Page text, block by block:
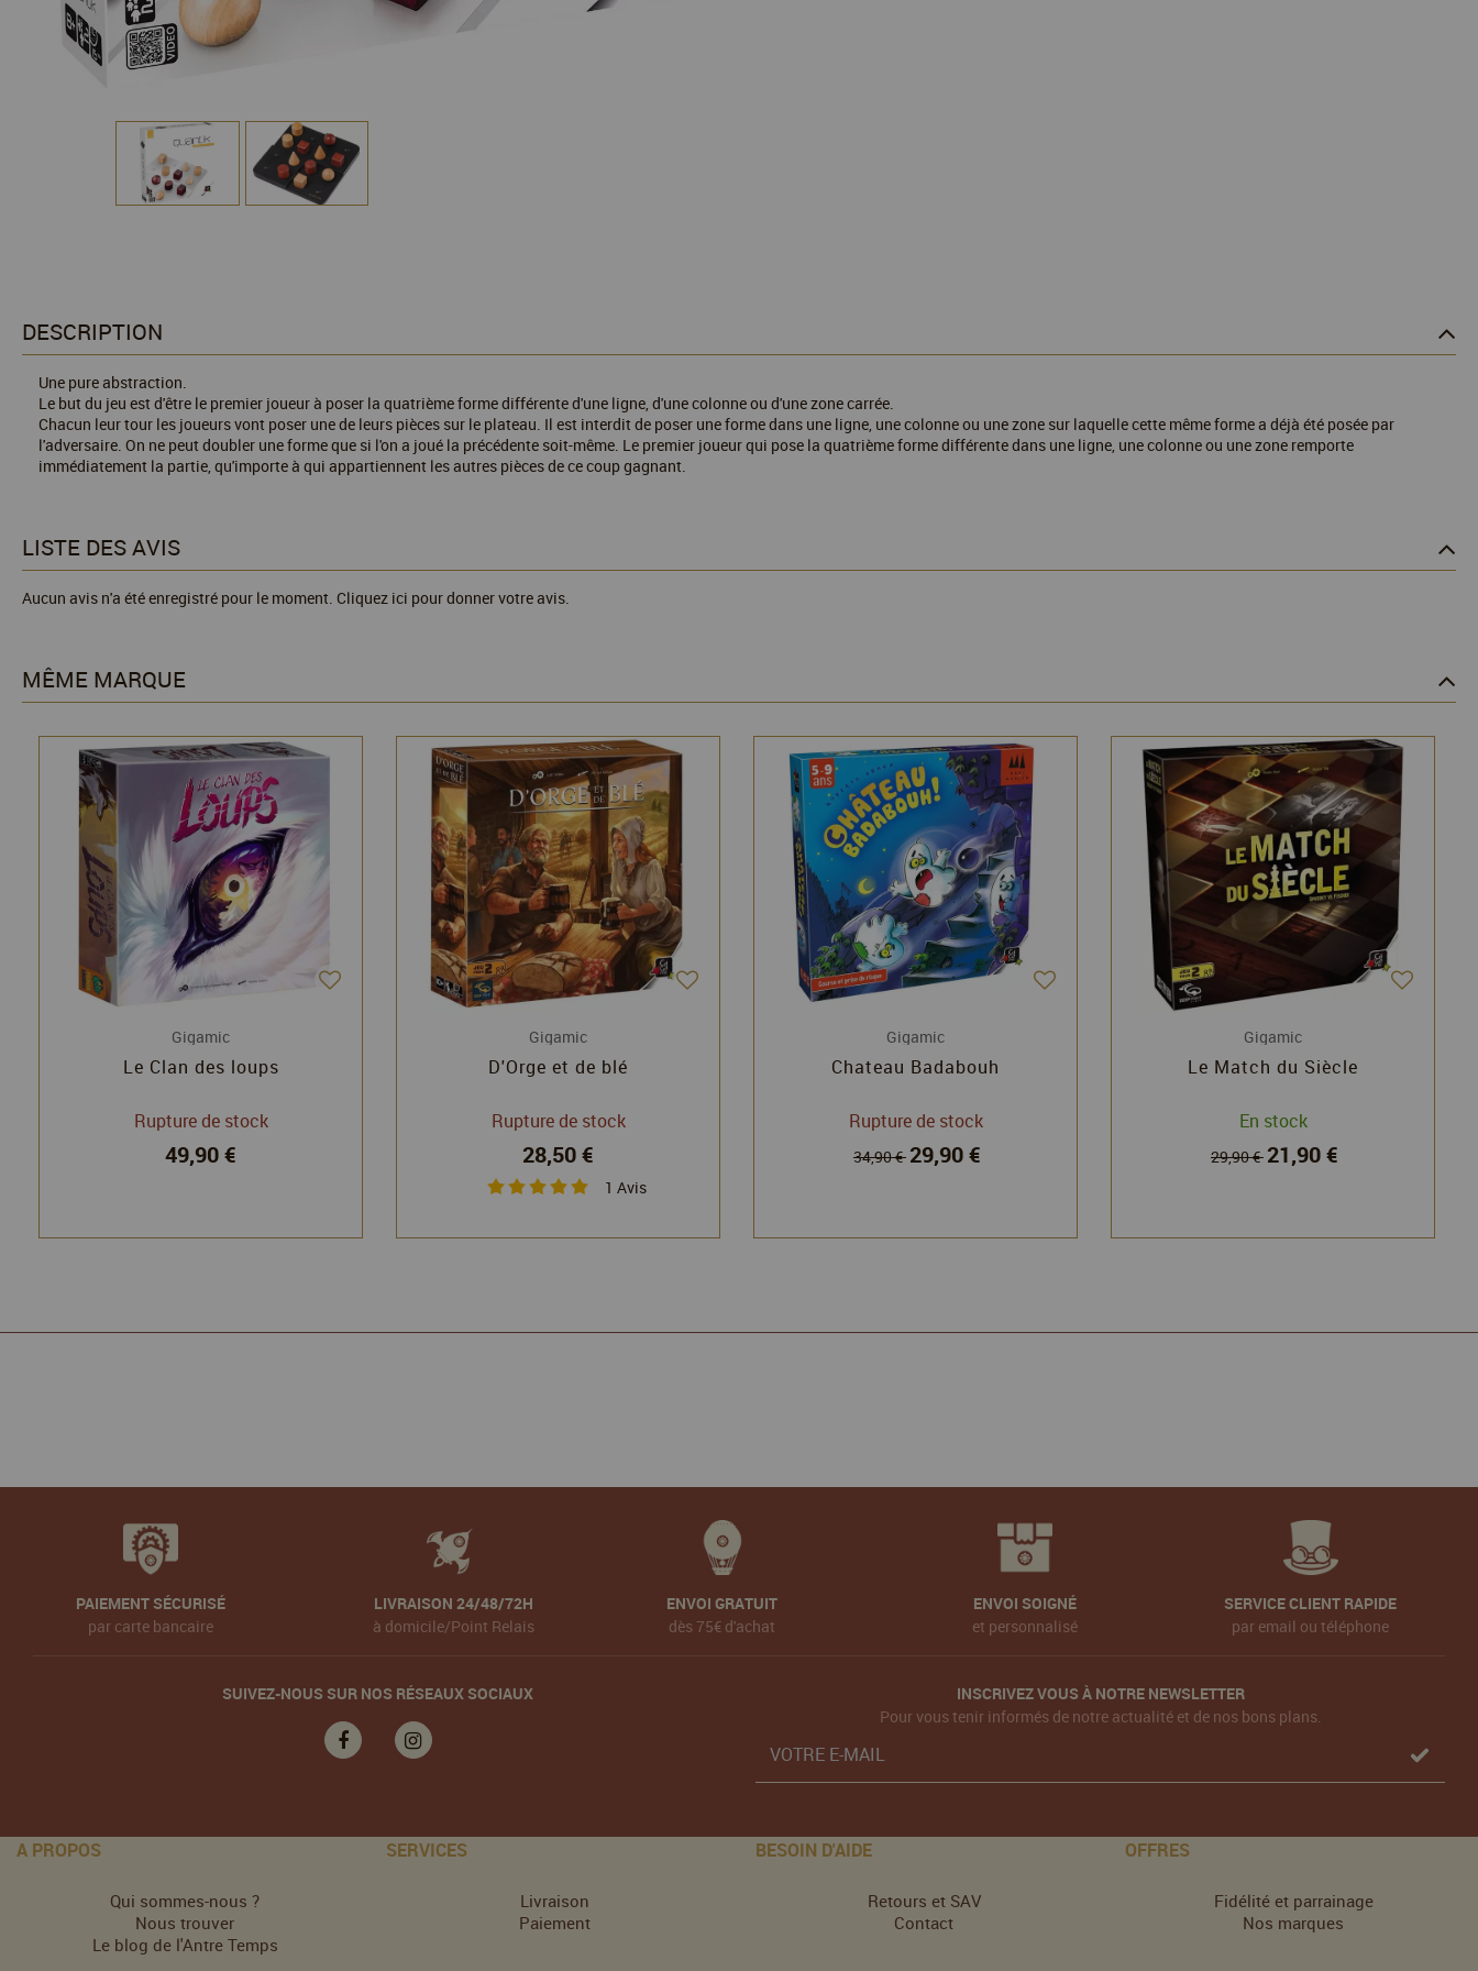
DESCRIPTION
Une pure abstraction.
Le but du jeu est d'être le premier joueur à poser la quatrième forme différente d'une ligne, d'une colonne ou d'une zone carrée.
Chacun leur tour les joueurs vont poser une de leurs pièces sur le plateau. Il est interdit de poser une forme dans une ligne, une colonne ou une zone sur laquelle cette même forme a déjà été posée par
l'adversaire. On ne peut doubler une forme que si l'on a joué la précédente soit-même. Le premier joueur qui pose la quatrième forme différente dans une ligne, une colonne ou une zone remporte
immédiatement la partie, qu'importe à qui appartiennent les autres pièces de ce coup gagnant.
LISTE DES AVIS
Aucun avis n'a été enregistré pour le moment. Cliquez ici pour donner votre avis.
MÊME MARQUE
Gigamic
Le Clan des loups
Rupture de stock
49,90 €
Gigamic
D'Orge et de blé
Rupture de stock
28,50 €
1 Avis
Gigamic
Chateau Badabouh
Rupture de stock
34,90 € 29,90 €
Gigamic
Le Match du Siècle
En stock
29,90 € 21,90 €
PAIEMENT SÉCURISÉ
par carte bancaire
LIVRAISON 24/48/72H
à domicile/Point Relais
ENVOI GRATUIT
dès 75€ d'achat
ENVOI SOIGNÉ
et personnalisé
SERVICE CLIENT RAPIDE
par email ou téléphone
SUIVEZ-NOUS SUR NOS RÉSEAUX SOCIAUX
INSCRIVEZ VOUS À NOTRE NEWSLETTER
Pour vous tenir informés de notre actualité et de nos bons plans.
A PROPOS
Qui sommes-nous ?
Nous trouver
Le blog de l'Antre Temps
SERVICES
Livraison
Paiement
BESOIN D'AIDE
Retours et SAV
Contact
OFFRES
Fidélité et parrainage
Nos marques